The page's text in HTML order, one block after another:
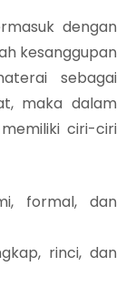
dengan
kesanggupan
sebagai
maka dalam
ciri-ciri
formal, dan
rinci, dan